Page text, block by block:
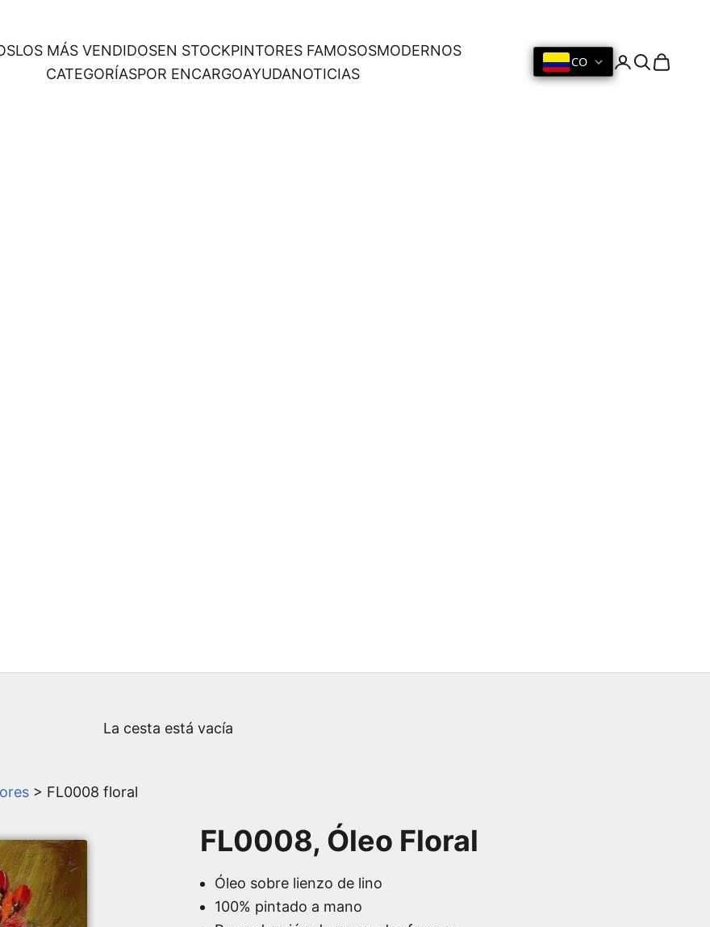
LOS MÁS VENDIDOSEN STOCKPINTORES FAMOSOSMODERNOS
CATEGORÍASPOR ENCARGOAYUDANOTICIAS
CO Iniciar sesión
Buscar
Cesta
La cesta está vacía
> FL0008 floral
FL0008, Óleo Floral
Óleo sobre lienzo de lino
100% pintado a mano